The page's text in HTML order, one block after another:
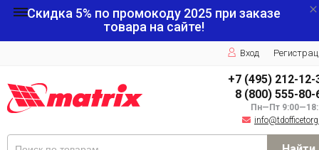
Скидка 5% по промокоду 2025 при заказе
товара на сайте!
Вход
+7 (495) 212-12-
8 (800) 555-80-
Пн—Пт